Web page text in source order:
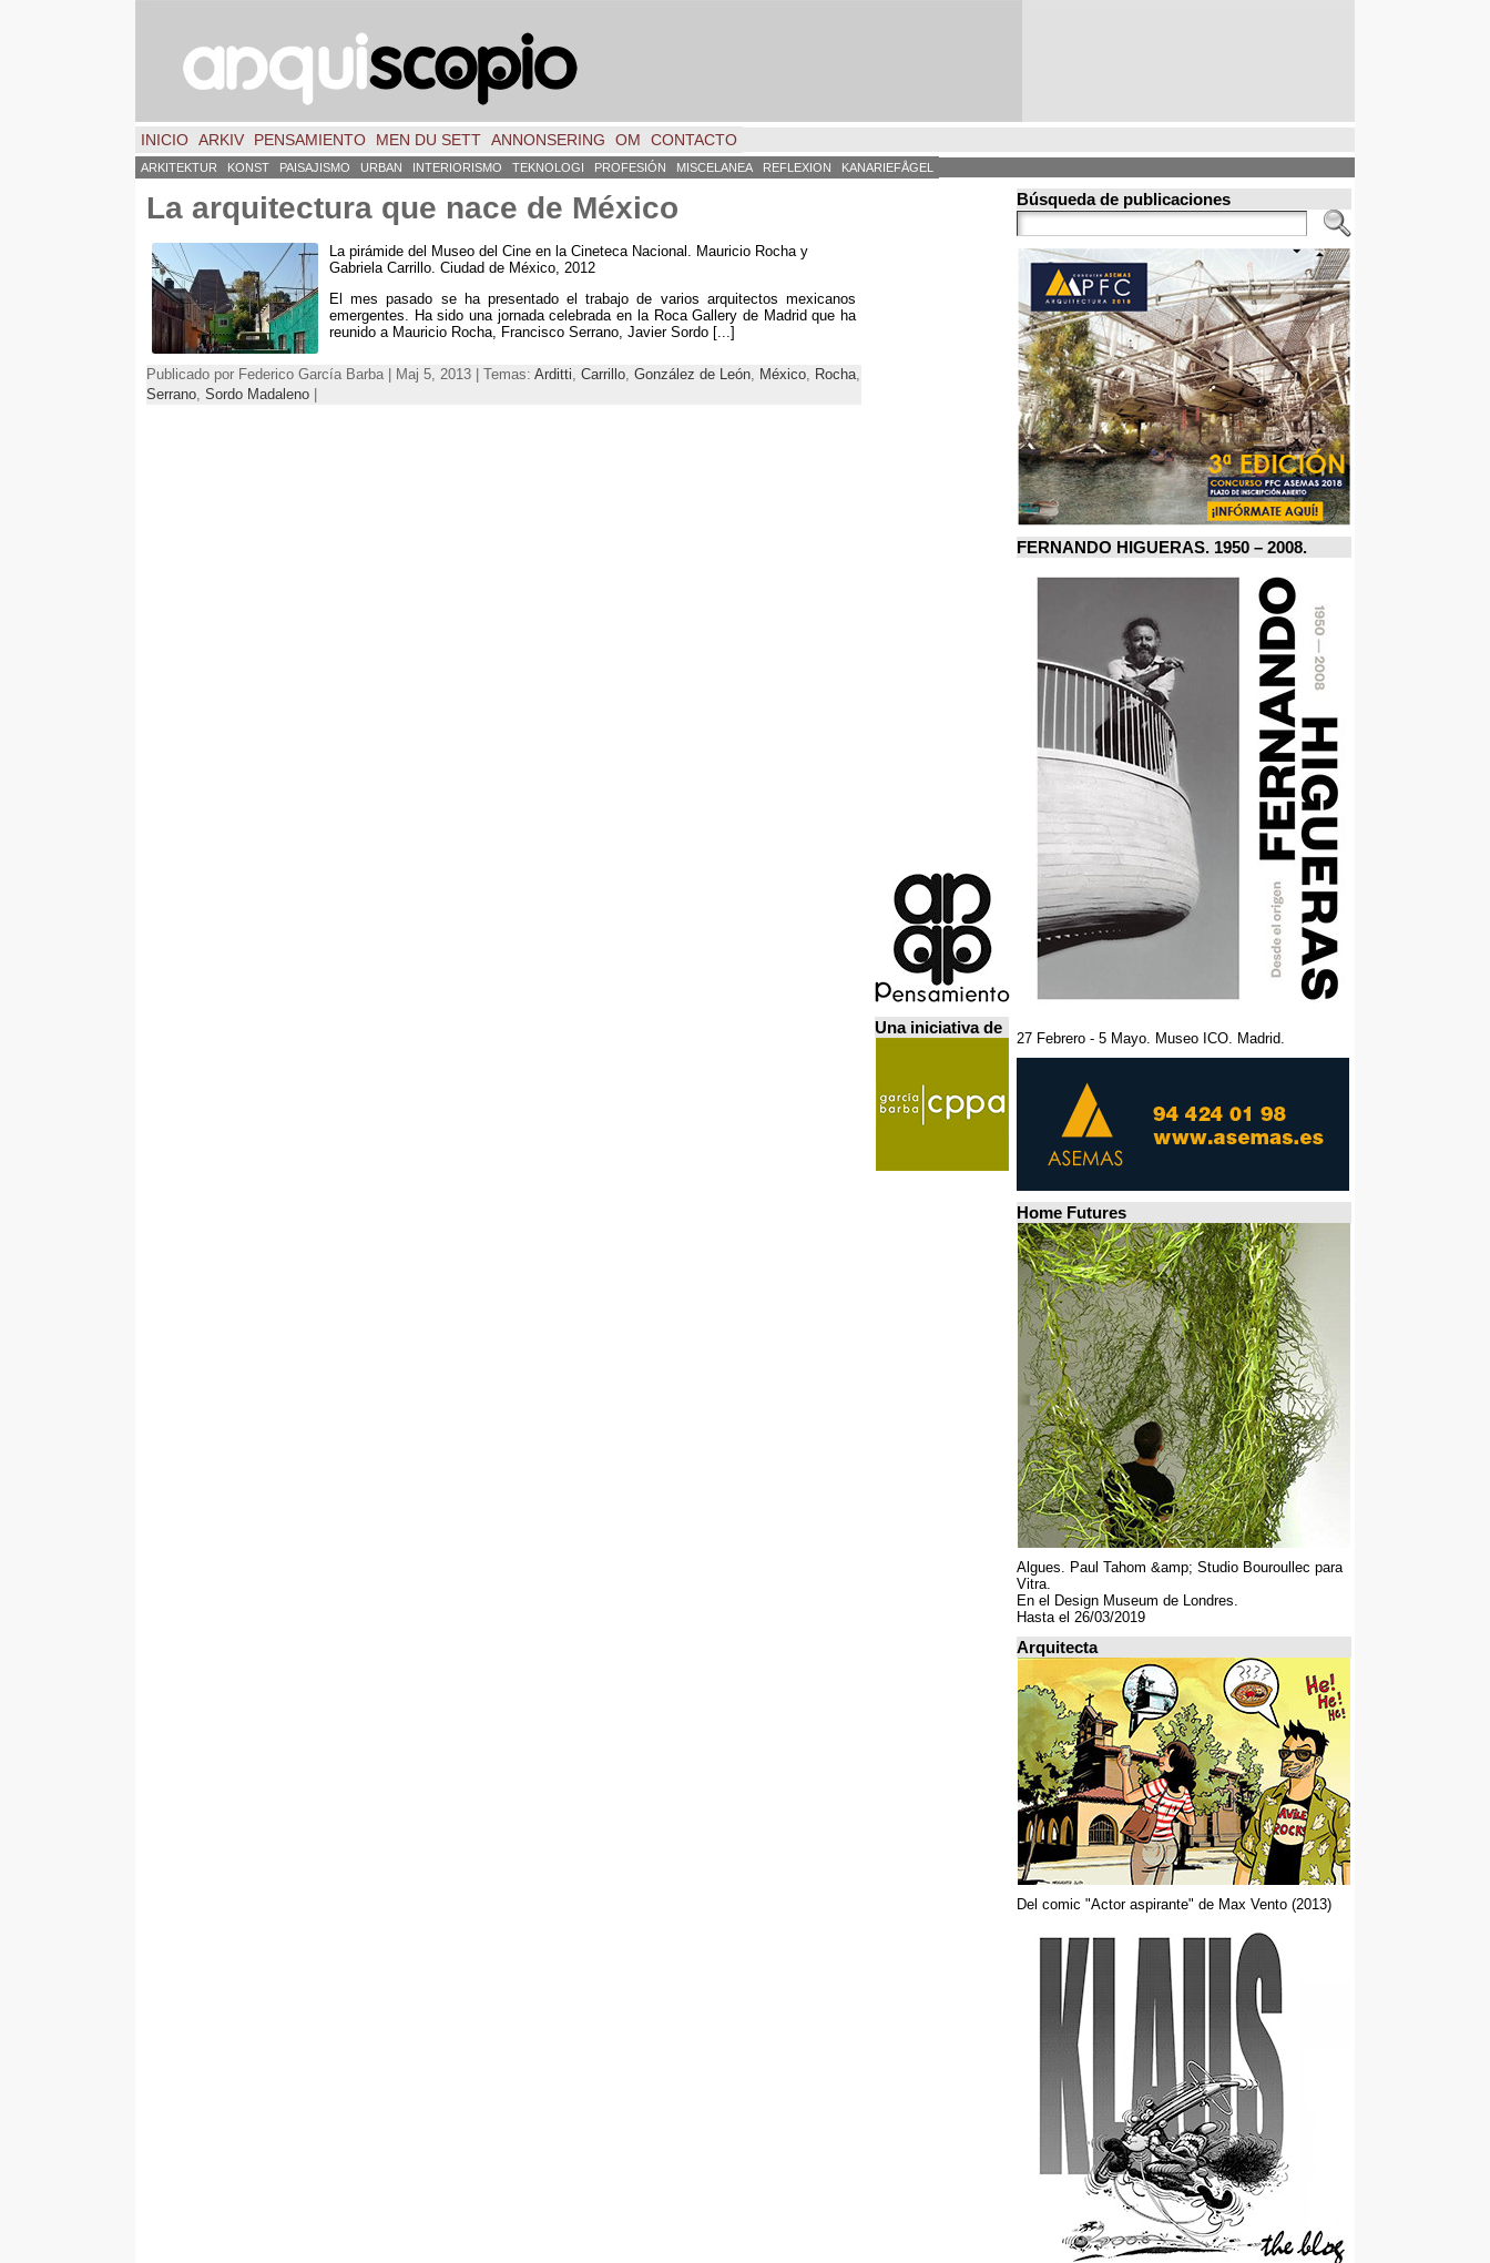
INICIO ARKIV PENSAMIENTO MEN DU SETT ANNONSERING OM CONTACTO
ARKITEKTUR KONST PAISAJISMO URBAN INTERIORISMO TEKNOLOGI PROFESIÓN MISCELANEA REFLEXION KANARIEFÅGEL
La arquitectura que nace de México
La pirámide del Museo del Cine en la Cineteca Nacional
Mauricio Rocha y
Gabriela Carrillo Ciudad de México , 2012
El mes pasado se ha presentado el trabajo de varios arquitectos mexicanos
emergentes
Ha sido una jornada celebrada en la Roca Gallery de Madrid que ha
reunido a Mauricio Rocha Francisco Serrano Javier Sordo [...]
Publicado por Federico García Barba | Maj 5, 2013 | Temas: Arditti Carrillo González de León México Rocha
Serrano Sordo Madaleno
Una iniciativa de
Búsqueda de publicaciones
FERNANDO HIGUERAS. 1950 – 2008.
27 Febrero - 5 Mayo. Museo ICO. Madrid.
Home Futures
Algues. Paul Tahom &amp; Studio Bouroullec para
Vitra.
En el Design Museum de Londres.
Hasta el 26/03/2019
Arquitecta
Del comic "Actor aspirante" de Max Vento (2013)